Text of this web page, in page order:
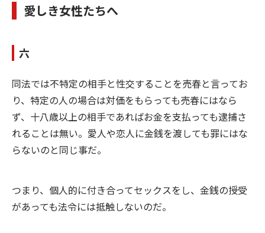
愛しき女性たちへ
六
同法では不特定の相手と性交することを売春と言ってお
り、特定の人の場合は対価をもらっても売春にはなら
ず、十八歳以上の相手であればお金を支払っても逮捕さ
れることは無い。愛人や恋人に金銭を渡しても罪にはな
らないのと同じ事だ。
つまり、個人的に付き合ってセックスをし、金銭の授受
があっても法令には抵触しないのだ。